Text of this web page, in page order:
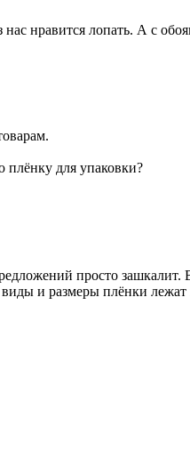
нравится лопать. А с
плёнку для упаковки?
просто
и размеры плёнки